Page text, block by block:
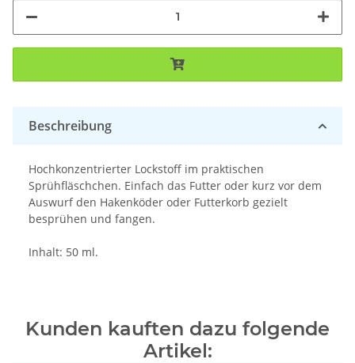
Beschreibung
Hochkonzentrierter Lockstoff im praktischen
Sprühfläschchen. Einfach das Futter oder kurz vor dem
Auswurf den Hakenköder oder Futterkorb gezielt
besprühen und fangen.
Inhalt: 50 ml.
Kunden kauften dazu folgende
Artikel: